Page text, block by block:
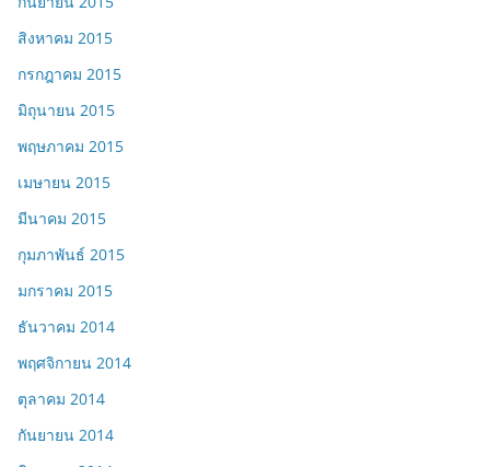
สิงหาคม 2015
กรกฎาคม 2015
มิถุนายน 2015
พฤษภาคม 2015
เมษายน 2015
มีนาคม 2015
กุมภาพันธ์ 2015
มกราคม 2015
ธันวาคม 2014
พฤศจิกายน 2014
ตุลาคม 2014
กันยายน 2014